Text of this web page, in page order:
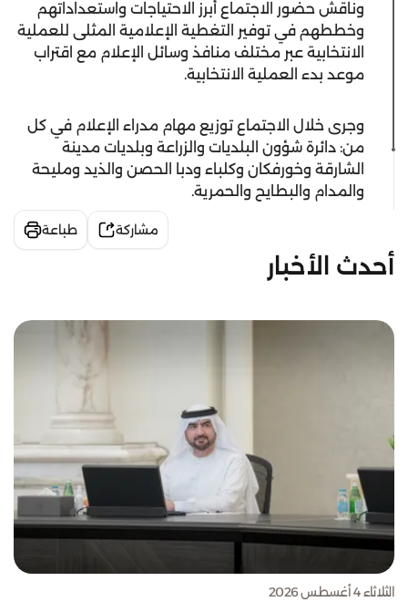
وناقش حضور الاجتماع أبرز الاحتياجات واستعداداتهم
وخططهم في توفير التغطية الإعلامية المثلى للعملية
الانتخابية عبر مختلف منافذ وسائل الإعلام مع اقتراب
موعد بدء العملية الانتخابية.
وجرى خلال الاجتماع توزيع مهام مدراء الإعلام في كل
من: دائرة شؤون البلديات والزراعة وبلديات مدينة
الشارقة وخورفكان وكلباء ودبا الحصن والذيد ومليحة
والمدام والبطايح والحمرية.
مشاركة طباعة
أحدث الأخبار
الثلاثاء 4 أغسطس 2026